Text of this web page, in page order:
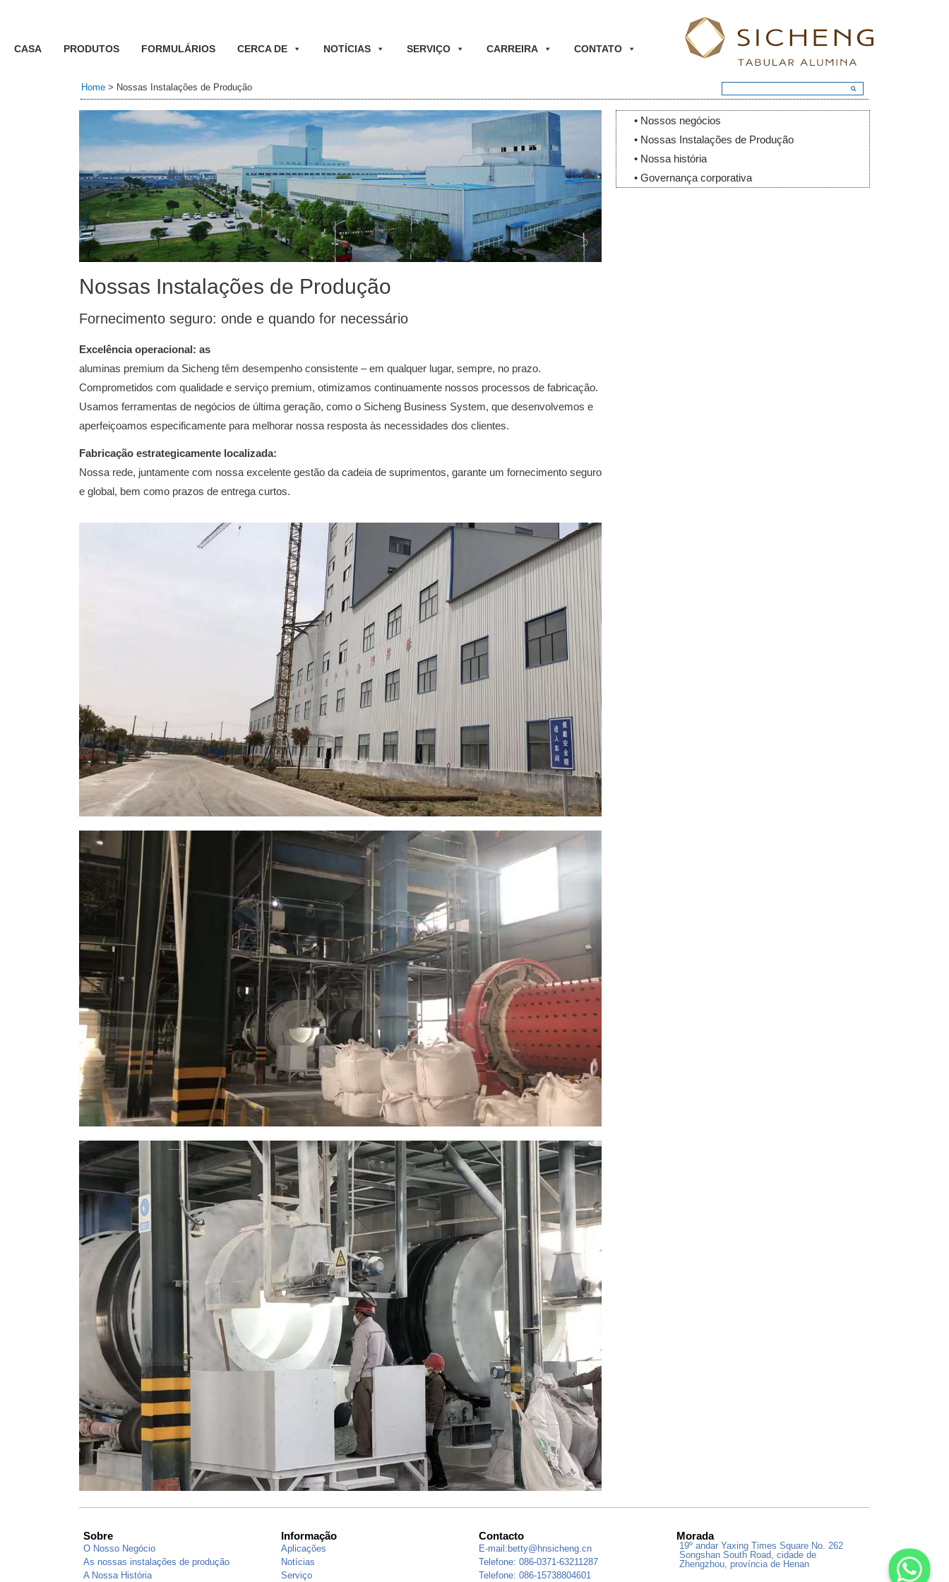
CASA PRODUTOS FORMULÁRIOS CERCA DE NOTÍCIAS SERVIÇO CARREIRA CONTATO
Home > Nossas Instalações de Produção
Nossas Instalações de Produção
Fornecimento seguro: onde e quando for necessário
Excelência operacional: as
aluminas premium da Sicheng têm desempenho consistente – em qualquer lugar, sempre, no prazo.
Comprometidos com qualidade e serviço premium, otimizamos continuamente nossos processos de fabricação.
Usamos ferramentas de negócios de última geração, como o Sicheng Business System, que desenvolvemos e
aperfeiçoamos especificamente para melhorar nossa resposta às necessidades dos clientes.
Fabricação estrategicamente localizada:
Nossa rede, juntamente com nossa excelente gestão da cadeia de suprimentos, garante um fornecimento seguro
e global, bem como prazos de entrega curtos.
• Nossos negócios
• Nossas Instalações de Produção
• Nossa história
• Governança corporativa
Sobre
O Nosso Negócio
As nossas instalações de produção
A Nossa História
Informação
Aplicações
Notícias
Serviço
Contacto
E-mail: betty@hnsicheng.cn
Telefone: 086-0371-63211287
Telefone: 086-15738804601
Morada
19º andar Yaxing Times Square No. 262
Songshan South Road, cidade de
Zhengzhou, província de Henan